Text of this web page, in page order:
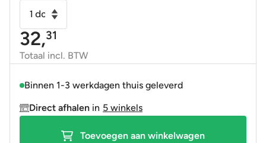
Wandtegel
Noach
wit
60x60
-
betonlook
32,31
Totaal incl. BTW
Binnen 1-3 werkdagen thuis geleverd
Direct afhalen in 5 winkels
Toevoegen aan winkelwagen